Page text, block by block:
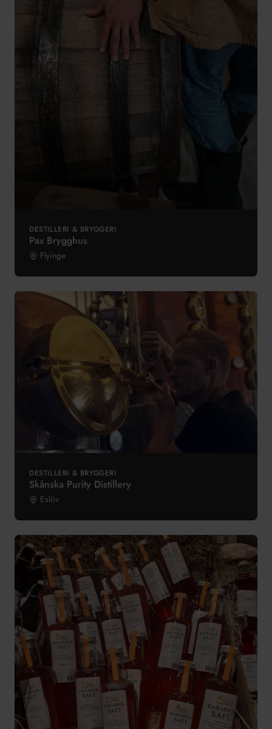
DESTILLERI & BRYGGERI
Pax Brygghus
Flyinge
DESTILLERI & BRYGGERI
Skånska Purity Distillery
Eslöv